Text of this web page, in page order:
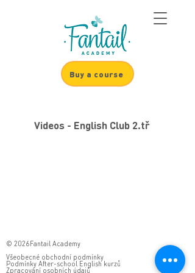
Buy a course
Videos - English Club 2.tř
© 2026Fantail Academy
Všeobecné obchodní podmínky
Podmínky After-school English kurzů
Zpracování osobních údajů